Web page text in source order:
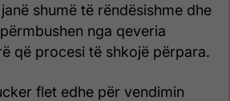
shumë të rëndësishme dhe
nga qeveria
që procesi të shkojë përpara.
flet edhe për vendimin